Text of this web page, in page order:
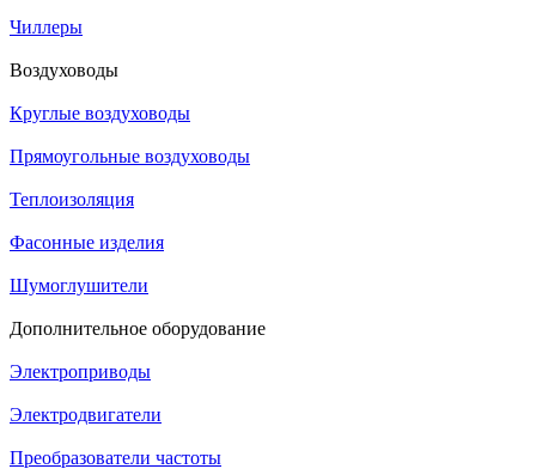
Чиллеры
Воздуховоды
Круглые воздуховоды
Прямоугольные воздуховоды
Теплоизоляция
Фасонные изделия
Шумоглушители
Дополнительное оборудование
Электроприводы
Электродвигатели
Преобразователи частоты